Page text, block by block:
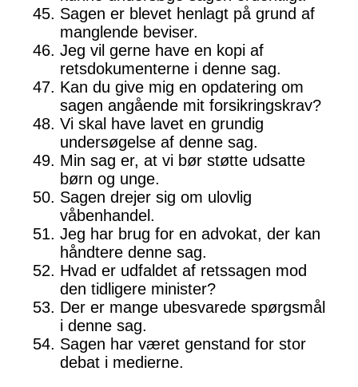
Sagen er blevet henlagt på grund af
manglende beviser.
Jeg vil gerne have en kopi af
retsdokumenterne i denne sag.
Kan du give mig en opdatering om
sagen angående mit forsikringskrav?
Vi skal have lavet en grundig
undersøgelse af denne sag.
Min sag er, at vi bør støtte udsatte
børn og unge.
Sagen drejer sig om ulovlig
våbenhandel.
Jeg har brug for en advokat, der kan
håndtere denne sag.
Hvad er udfaldet af retssagen mod
den tidligere minister?
Der er mange ubesvarede spørgsmål
i denne sag.
Sagen har været genstand for stor
debat i medierne.